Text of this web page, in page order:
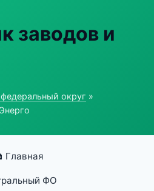
заводов и
округ »
Главная
ФО